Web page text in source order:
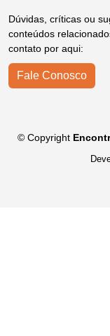
Dúvidas, críticas ou
conteúdos
contato por aqui:
Fale Conosco
© Copyright